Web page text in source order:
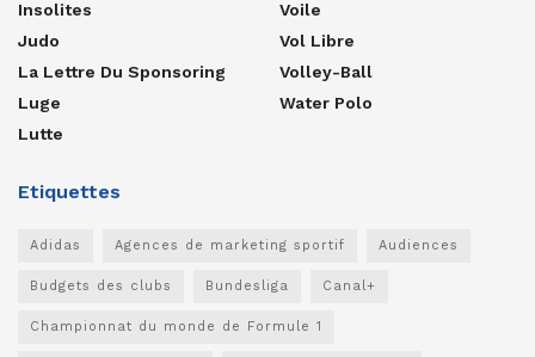
Insolites
Judo
La Lettre Du Sponsoring
Luge
Lutte
Voile
Vol Libre
Volley-Ball
Water Polo
Etiquettes
Adidas Agences de marketing sportif Audiences
Budgets des clubs Bundesliga Canal+
Championnat du monde de Formule 1